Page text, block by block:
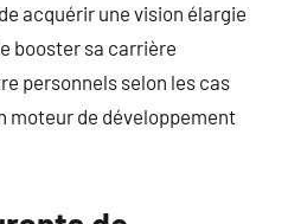
acquérir une vision élargie
booster sa carrière
personnels selon les cas
moteur de développement